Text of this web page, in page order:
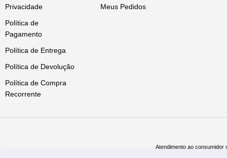
Privacidade
Política de
Pagamento
Política de Entrega
Política de Devolução
Política de Compra
Recorrente
Meus Pedidos
Atendimento ao consumidor